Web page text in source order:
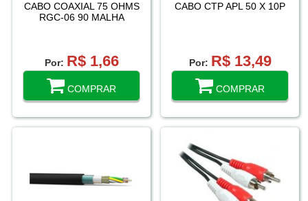
CABO COAXIAL 75 OHMS
RGC-06 90 MALHA
Por: R$ 1,66
COMPRAR
CABO CTP APL 50 X 10P
Por: R$ 13,49
COMPRAR